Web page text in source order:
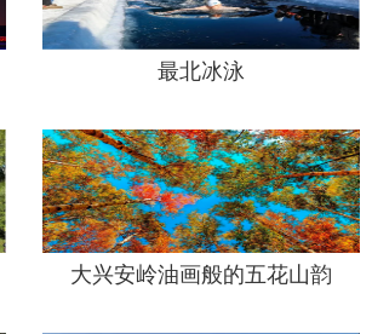
最北冰泳
大兴安岭油画般的五花山韵